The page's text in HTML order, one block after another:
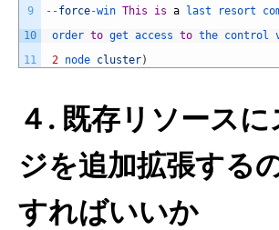
9
10
11
--force-win This is a last resort
order to get access to the control
2 node cluster)
４. 既存リソース
ジを追加拡張する
すればいいか